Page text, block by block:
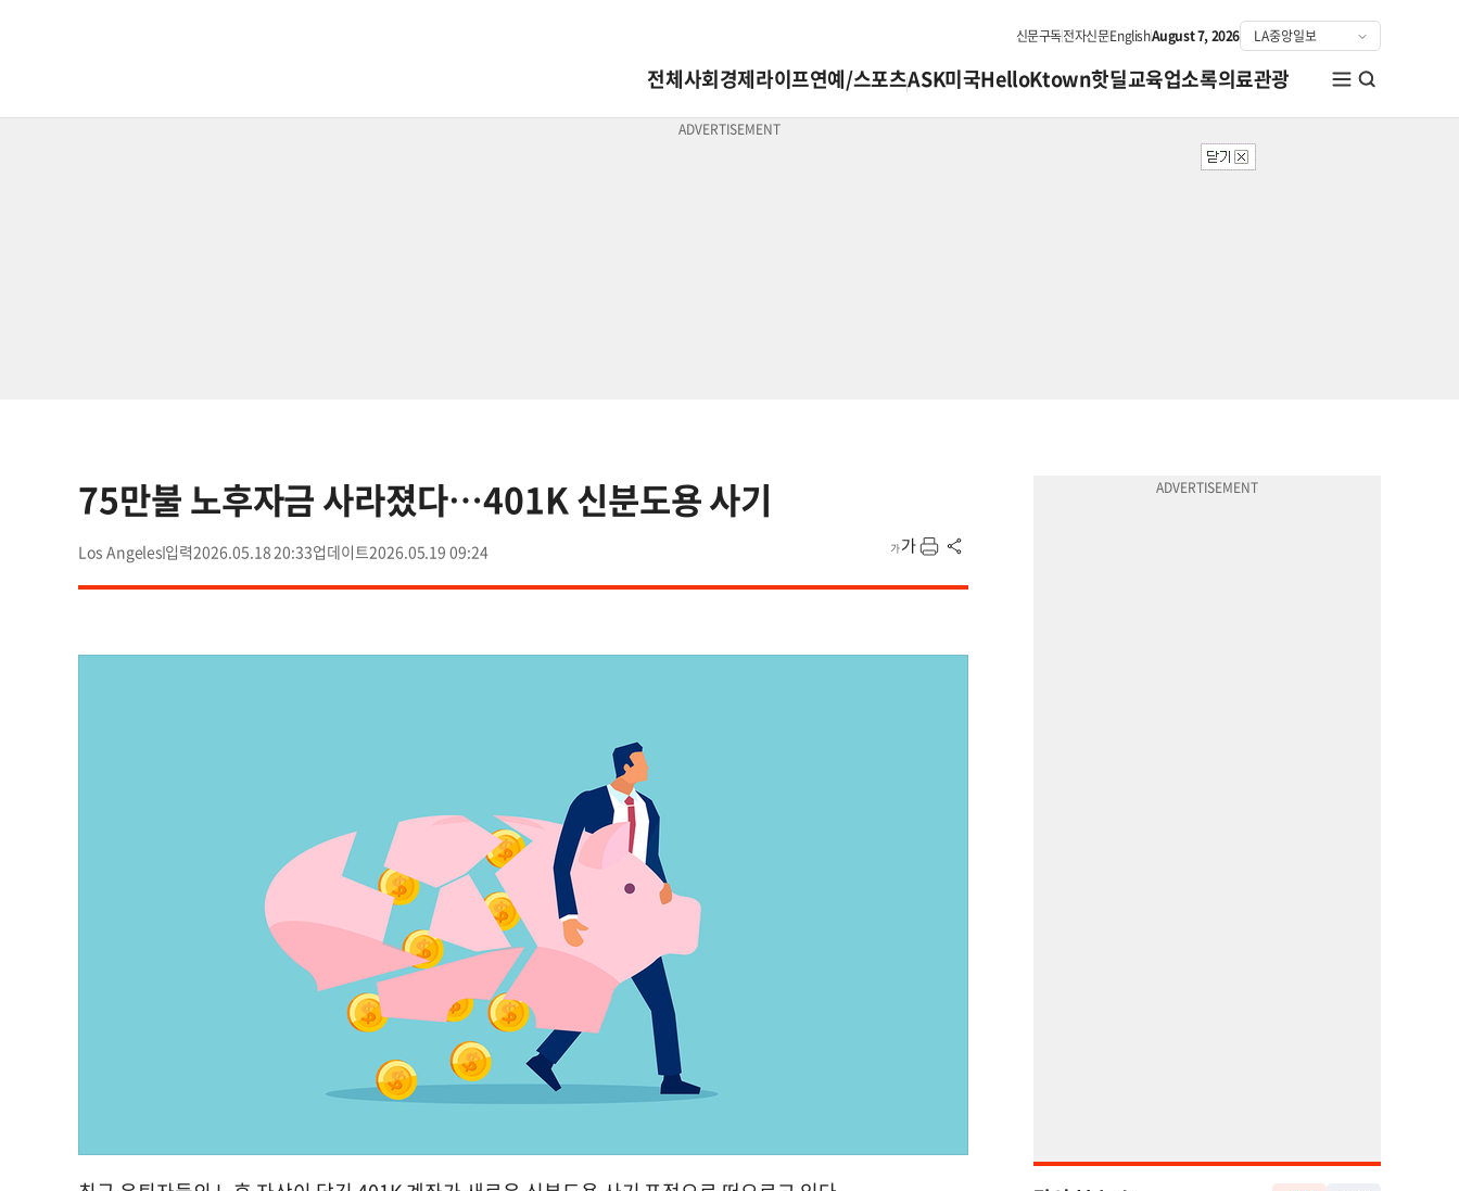
신문구독전자신문EnglishAugust 7, 2026
전체사회경제라이프연예/스포츠ASK미국HelloKtown핫딜교육업소록의료관광
75만불 노후자금 사라졌다…401K 신분도용 사기
Los Angeles 2026.05.18 20:33 2026.05.19 09:24